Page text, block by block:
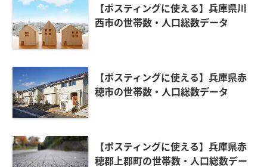
【ポスティングに使える】兵庫県川
西市の世帯数・人口総数データ
【ポスティングに使える】兵庫県赤
穂市の世帯数・人口総数データ
【ポスティングに使える】兵庫県赤
穂郡上郡町の世帯数・人口総数デー